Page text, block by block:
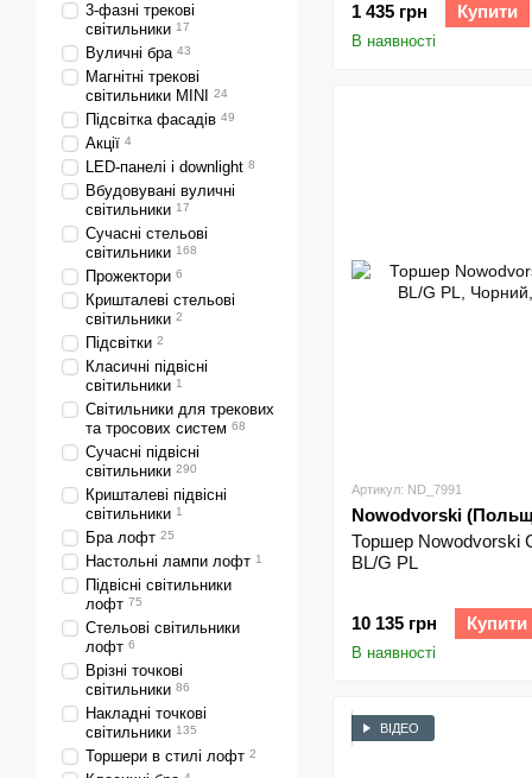
1 435 грн Купити
В наявності
Артикул: ND_7991
Nowodvorski
Торшер Nowodvorski
BL/G PL
10 135 грн Купити
В наявності
ВІДЕО
3-фазні трекові
світильники 17
Вуличні бра 43
Магнітні трекові
світильники MINI
24
Підсвітка фасадів 49
Акції 4
LED-панелі і downlight 8
Вбудовувані вуличні
світильники 17
Сучасні стельові
світильники 168
Прожектори 6
Кришталеві стельові
світильники 2
Підсвітки 2
Класичні підвісні
світильники 1
Світильники для трекових
та тросових систем 68
Сучасні підвісні
світильники 290
Кришталеві підвісні
світильники 1
Бра лофт 25
Настольні лампи лофт 1
Підвісні світильники
лофт 75
Стельові світильники
лофт 6
Врізні точкові
світильники 86
Накладні точкові
світильники 135
Торшери в стилі лофт 2